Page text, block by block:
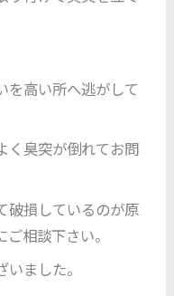
を高い所へ逃がして
く臭突が倒れてお問
破損しているのが原
相談下さい。
ました。